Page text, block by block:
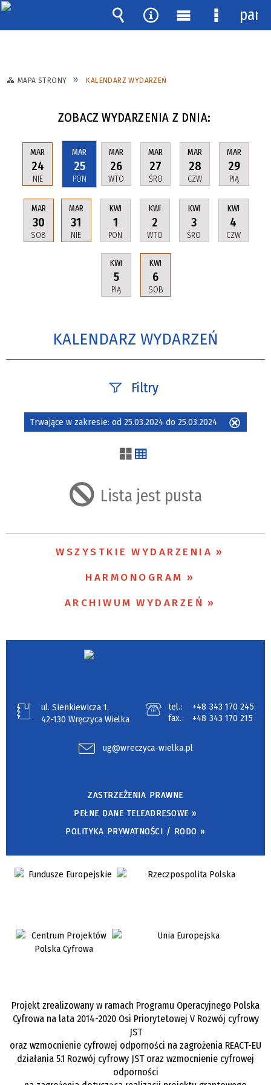
MAPA STRONY KALENDARZ WYDARZEŃ
ZOBACZ WYDARZENIA Z DNIA:
MAR
24
NIE
MAR
25
PON
MAR
26
WTO
MAR
27
ŚRO
MAR
28
CZW
MAR
29
PIĄ
MAR
30
SOB
MAR
31
NIE
KWI
1
PON
KWI
2
WTO
KWI
3
ŚRO
KWI
4
CZW
KWI
5
PIĄ
KWI
6
SOB
KALENDARZ WYDARZEŃ
Filtry
Szukana fraza
zakresie
—
Miejsce
Trwające w zakresie: od 25.03.2024 do 25.03.2024
Lista jest pusta
WSZYSTKIE WYDARZENIA
HARMONOGRAM
ARCHIWUM WYDARZEŃ
ul. Sienkiewicza 1,
42-130 Wręczyca Wielka
tel.:
+48 343 170 245
fax.:
+48 343 170 215
ug@wreczyca-wielka.pl
ZASTRZEŻENIA PRAWNE
PEŁNE DANE TELEADRESOWE »
POLITYKA PRYWATNOŚCI / RODO »
Projekt zrealizowany w ramach Programu Operacyjnego Polska
Cyfrowa na lata 2014-2020 Osi Priorytetowej V Rozwój cyfrowy
JST
oraz wzmocnienie cyfrowej odporności na zagrożenia REACT-EU
działania 5.1 Rozwój cyfrowy JST oraz wzmocnienie cyfrowej
odporności
Wyszukiwarka
Narzędzia
MenuMenu